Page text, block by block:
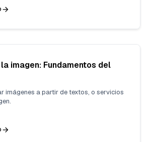
imagen: Fundamentos del
imágenes a partir de textos, o servicios